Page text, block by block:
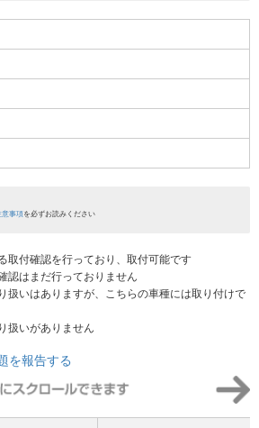
意事項を必ずお読みください
取付確認を行っており、取付可能です
認はまだ行っておりません
扱いはありますが、こちらの車種には取り付けで
扱いがありません
を報告する